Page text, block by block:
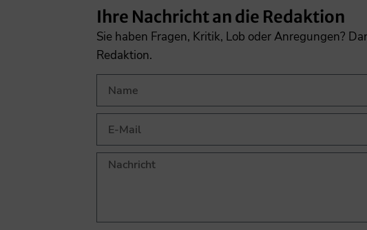
Ihre Nachricht an die Redaktion
Sie haben Fragen, Kritik, Lob oder Anregungen?
Redaktion.